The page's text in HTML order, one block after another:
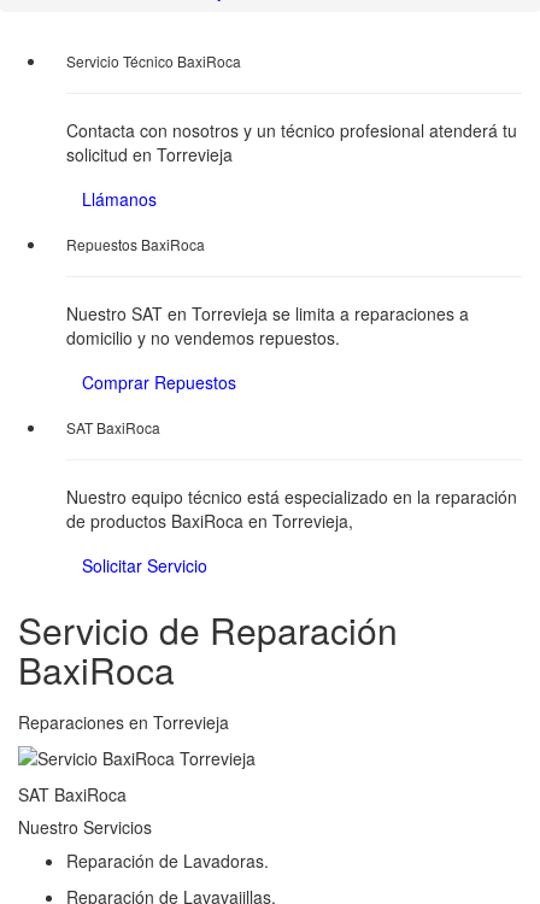
Servicio Técnico BaxiRoca
Contacta con nosotros y un técnico profesional atenderá tu
solicitud en Torrevieja
Llámanos
Repuestos BaxiRoca
Nuestro SAT en Torrevieja se limita a reparaciones a
domicilio y no vendemos repuestos.
Comprar Repuestos
SAT BaxiRoca
Nuestro equipo técnico está especializado en la reparación
de productos BaxiRoca en Torrevieja,
Solicitar Servicio
Servicio de Reparación
BaxiRoca
Reparaciones en Torrevieja
SAT BaxiRoca
Nuestro Servicios
Reparación de Lavadoras.
Reparación de Lavavajillas.